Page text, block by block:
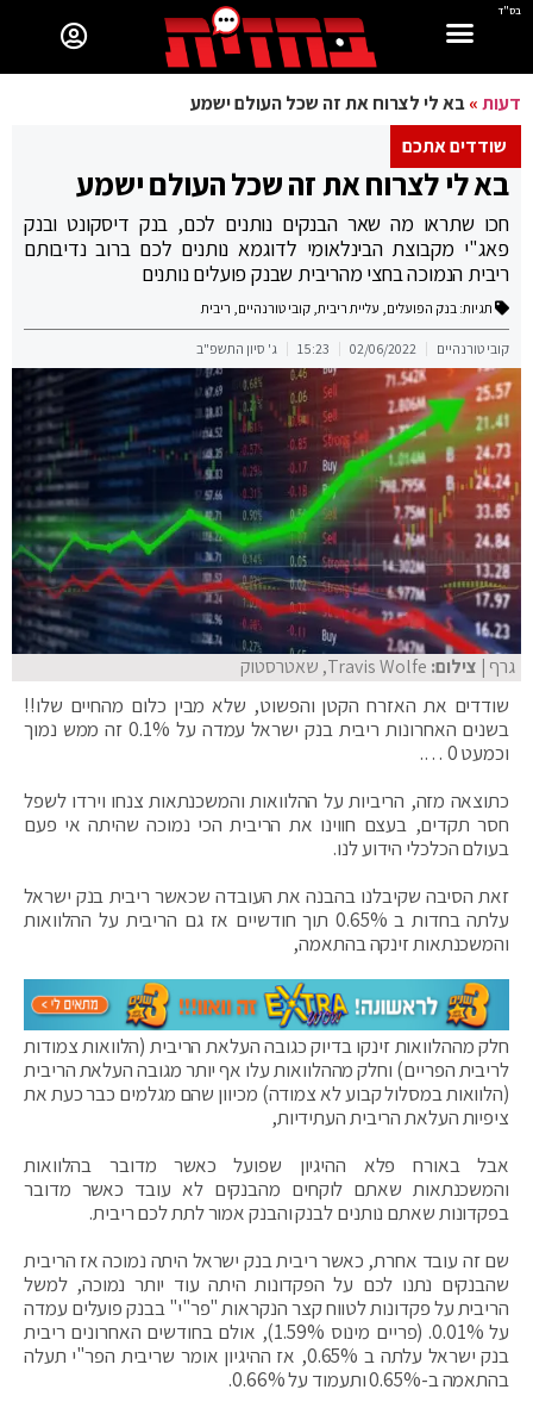
בס"ד
דעות»בא לי לצרוח את זה שכל העולם ישמע
שודדים אתכם
בא לי לצרוח את זה שכל העולם ישמע
חכו שתראו מה שאר הבנקים נותנים לכם, בנק דיסקונט ובנק
פאג"י מקבוצת הבינלאומי לדוגמא נותנים לכם ברוב נדיבותם
ריבית הנמוכה בחצי מהריבית שבנק פועלים נותנים
תגיות: בנק הפועלים, עליית ריבית, קובי טורנהיים, ריבית
קובי טורנהיים 02/06/2022
15:23 ג' סיון התשפ"ב
גרף | צילום: Travis Wolfe, שאטרסטוק
שודדים את האזרח הקטן והפשוט, שלא מבין כלום מהחיים שלו!!
בשנים האחרונות ריבית בנק ישראל עמדה על 0.1% זה ממש נמוך
וכמעט 0 ….
כתוצאה מזה, הריביות על ההלוואות והמשכנתאות צנחו וירדו לשפל
חסר תקדים, בעצם חווינו את הריבית הכי נמוכה שהיתה אי פעם
בעולם הכלכלי הידוע לנו.
זאת הסיבה שקיבלנו בהבנה את העובדה שכאשר ריבית בנק ישראל
עלתה בחדות ב 0.65% תוך חודשיים אז גם הריבית על ההלוואות
והמשכנתאות זינקה בהתאמה,
חלק מההלוואות זינקו בדיוק כגובה העלאת הריבית (הלוואות צמודות
לריבית הפריים) וחלק מההלוואות עלו אף יותר מגובה העלאת הריבית
(הלוואות במסלול קבוע לא צמודה) מכיוון שהם מגלמים כבר כעת את
ציפיות העלאת הריבית העתידיות,
אבל באורח פלא ההיגיון שפועל כאשר מדובר בהלוואות
והמשכנתאות שאתם לוקחים מהבנקים לא עובד כאשר מדובר
בפקדונות שאתם נותנים לבנק והבנק אמור לתת לכם ריבית.
שם זה עובד אחרת, כאשר ריבית בנק ישראל היתה נמוכה אז הריבית
שהבנקים נתנו לכם על הפקדונות היתה עוד יותר נמוכה, למשל
הריבית על פקדונות לטווח קצר הנקראות "פר"י" בבנק פועלים עמדה
על 0.01%. (פריים מינוס 1.59%), אולם בחודשים האחרונים ריבית
בנק ישראל עלתה ב 0.65%, אז ההיגיון אומר שריבית הפר"י תעלה
בהתאמה ב-0.65% ותעמוד על 0.66%.